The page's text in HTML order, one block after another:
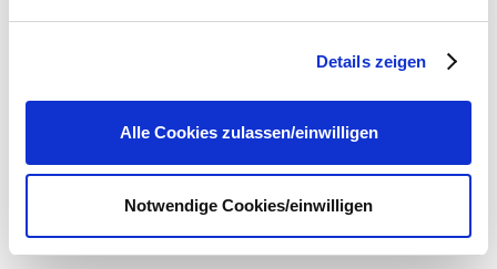
datenschutz@interzero.dejederzeit
widerrufen. Näheres dazu erfahren Sie in unserer
Datenschutzerklärung.
Details zeigen
Alle Cookies zulassen/einwilligen
Notwendige Cookies/einwilligen
Wenn in dieser Datenschutzerklärung von „wir“, „uns“, Interzero oder der
„IPC“ gesprochen wird, ist damit ausschließlich die Interzero Product
Cycle GmbH gemeint.